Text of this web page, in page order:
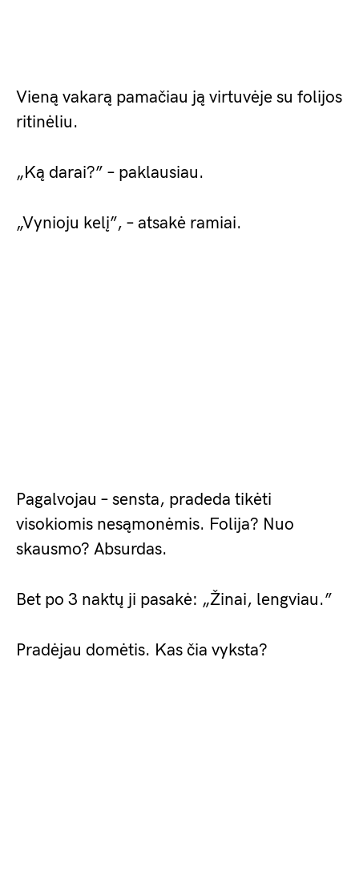
Vieną vakarą pamačiau ją virtuvėje su folijos
ritinėliu.
„Ką darai?” – paklausiau.
„Vynioju kelį”, – atsakė ramiai.
Pagalvojau – sensta, pradeda tikėti
visokiomis nesąmonėmis. Folija? Nuo
skausmo? Absurdas.
Bet po 3 naktų ji pasakė: „Žinai, lengviau.”
Pradėjau domėtis. Kas čia vyksta?